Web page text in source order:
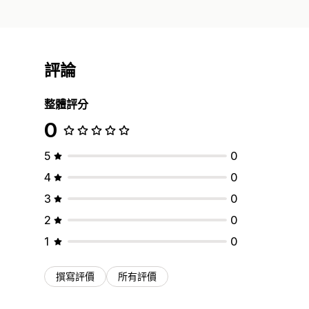
評論
整體評分
0
5
0
4
0
3
0
2
0
1
0
撰寫評價 所有評價